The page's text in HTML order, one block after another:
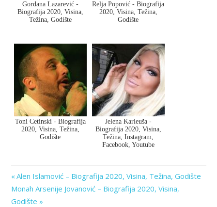
Gordana Lazarević -
Biografija 2020, Visina,
Težina, Godište
Relja Popović - Biografija
2020, Visina, Težina,
Godište
Toni Cetinski - Biografija
2020, Visina, Težina,
Godište
Jelena Karleuša -
Biografija 2020, Visina,
Težina, Instagram,
Facebook, Youtube
Post
navigation
Previous
Post:
Alen Islamović – Biografija 2020, Visina, Težina, Godište
Next
Post:
Monah Arsenije Jovanović – Biografija 2020, Visina,
Godište